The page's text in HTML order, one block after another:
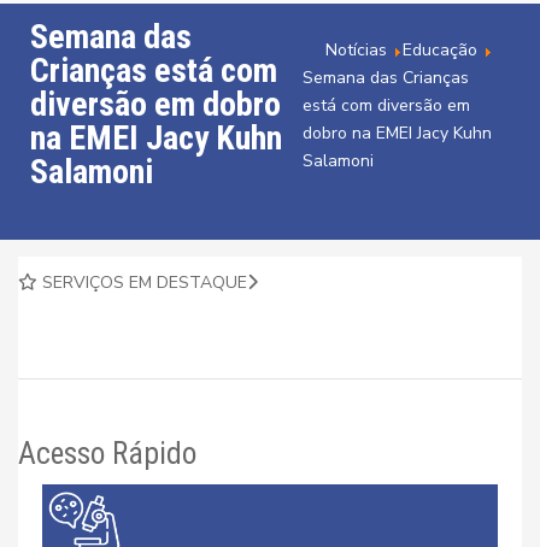
Semana das
Crianças está com
diversão em dobro
na EMEI Jacy Kuhn
Salamoni
Notícias
Educação
Semana das Crianças
está com diversão em
dobro na EMEI Jacy Kuhn
Salamoni
SERVIÇOS EM DESTAQUE
Acesso Rápido